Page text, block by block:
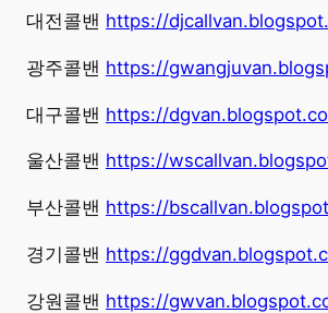
대전콜밴 https://
광주콜밴 https://
대구콜밴 https://
울산콜밴 https://
부산콜밴 https://
경기콜밴 https://
강원콜밴 https://